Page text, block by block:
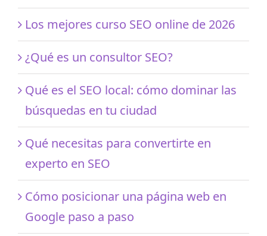
Los mejores curso SEO online de 2026
¿Qué es un consultor SEO?
Qué es el SEO local: cómo dominar las
búsquedas en tu ciudad
Qué necesitas para convertirte en
experto en SEO
Cómo posicionar una página web en
Google paso a paso